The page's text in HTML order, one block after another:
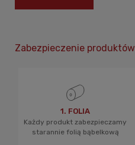
Zabezpieczenie produktów
1. FOLIA
Każdy produkt zabezpieczamy
starannie folią bąbelkową